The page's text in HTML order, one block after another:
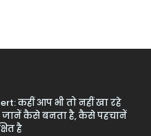
कहीं आप भी तो नहीं खा रहे
जानें कैसे बनता है, कैसे पहचानें
है